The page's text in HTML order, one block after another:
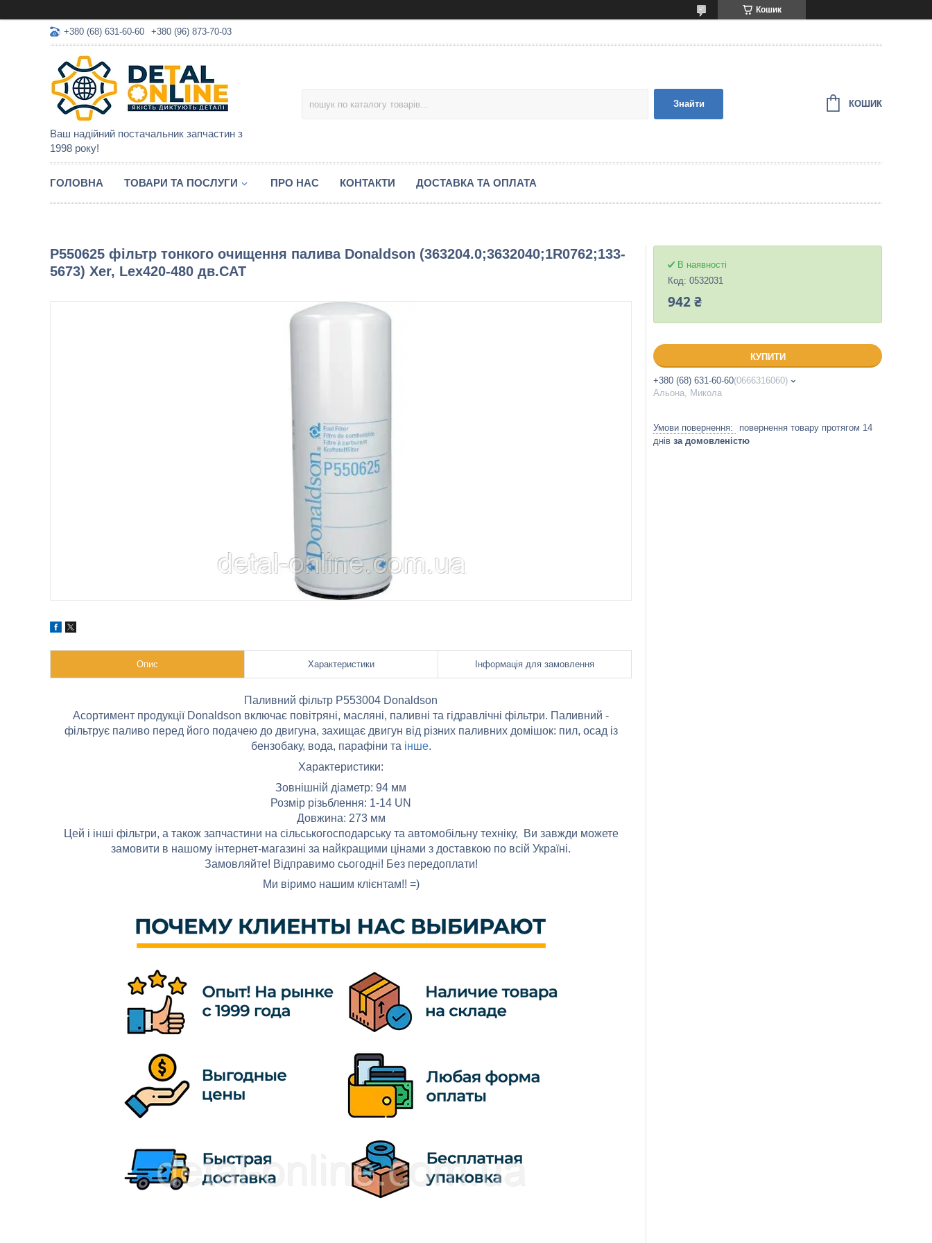
Кошик
+380 (68) 631-60-60 +380 (96) 873-70-03
Ваш надійний постачальник запчастин з
1998 року!
Знайти КОШИК
ГОЛОВНА ТОВАРИ ТА ПОСЛУГИ ПРО НАС КОНТАКТИ ДОСТАВКА ТА ОПЛАТА
P550625 фільтр тонкого очищення палива Donaldson (363204.0;3632040;1R0762;133-
5673) Xer, Lex420-480 дв.CAT
Опис Характеристики Інформація для замовлення
Паливний фільтр P553004 Donaldson
Асортимент продукції Donaldson включає повітряні, масляні, паливні та гідравлічні фільтри. Паливний -
фільтрує паливо перед його подачею до двигуна, захищає двигун від різних паливних домішок: пил, осад із
бензобаку, вода, парафіни та інше.
Характеристики:
Зовнішній діаметр: 94 мм
Розмір різьблення: 1-14 UN
Довжина: 273 мм
Цей і інші фільтри, а також запчастини на сільськогосподарську та автомобільну техніку, Ви завжди можете
замовити в нашому інтернет-магазині за найкращими цінами з доставкою по всій Україні.
Замовляйте! Відправимо сьогодні! Без передоплати!
Ми віримо нашим клієнтам!! =)
В наявності
Код: 0532031
942 ₴
КУПИТИ
+380 (68) 631-60-60 0666316060
Альона, Микола
повернення товару протягом 14
днів за домовленістю